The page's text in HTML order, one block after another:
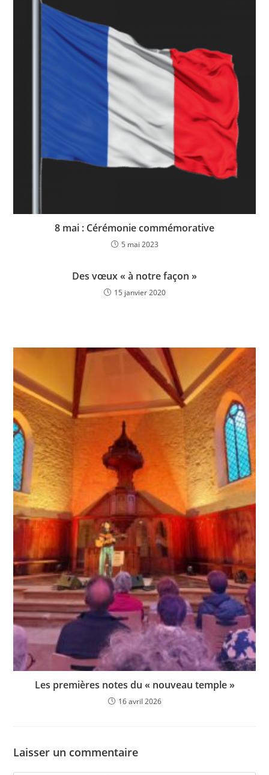
8 mai : Cérémonie commémorative
5 mai 2023
Des vœux « à notre façon »
15 janvier 2020
Les premières notes du « nouveau temple »
16 avril 2026
Laisser un commentaire